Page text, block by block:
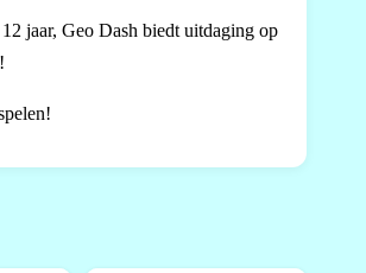
jaar, Geo Dash biedt uitdaging op